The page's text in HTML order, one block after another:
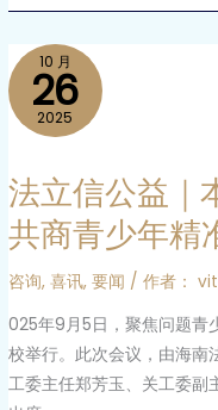
卢
婉
律
师
理
的
梁
某
意
害
10 月
26
2025
法立信公益｜
共商青少年精
咨询,喜讯,要闻 / 作者：
025年9月5日，聚焦问题青
校举行。此次会议，由海南
工委主任郑芳玉、关工委副
法
立
信
益
｜
本
与
海
口
市